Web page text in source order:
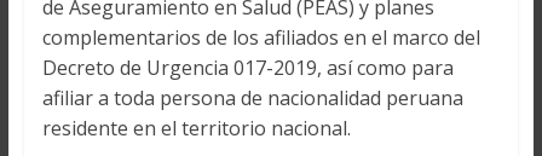
de Aseguramiento en Salud (PEAS) y planes
complementarios de los afiliados en el marco del
Decreto de Urgencia 017-2019, así como para
afiliar a toda persona de nacionalidad peruana
residente en el territorio nacional.